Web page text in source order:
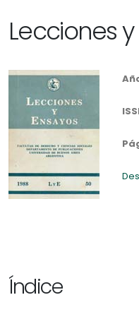
Lecciones y
Índice